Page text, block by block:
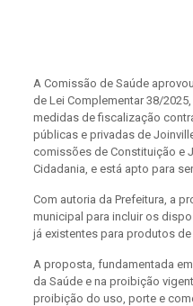
A Comissão de Saúde
de Lei Complementar 38/
medidas de fiscalização
públicas e privadas de
comissões de Constituição e
Cidadania, e está apto para
Com autoria da Prefeitura, a
municipal para incluir os
já existentes para produtos de
A proposta, fundamentada
da Saúde e na proibição
proibição do uso, porte e